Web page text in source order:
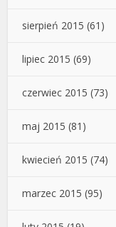
sierpień 2015 (61)
lipiec 2015 (69)
czerwiec 2015 (73)
maj 2015 (81)
kwiecień 2015 (74)
marzec 2015 (95)